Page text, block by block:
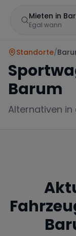
Mieten in
Egal wann
Mercedes
Standorte/
Barum
Alternativen